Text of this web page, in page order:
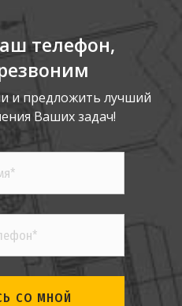
телефон,
и предложить лучший
Ваших задач!
СО МНОЙ